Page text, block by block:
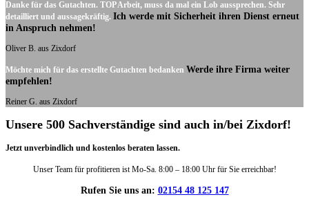
Danke für das Gutachten. TOP Arbeit, muss da mal ein Lob aussprechen. Sehr
detailliert und aussagekräftig. Ich werde mit Sicherheit ihren Dienst erneut
in Anspruch nehmen!
Oliver B. aus Zixdorf
Möchte mich für das erstellte Gutachten bedanken Werde ihre Firma weiter
empfehlen!
Reiner G. aus Zixdorf
Unsere 500 Sachverständige sind auch in/bei Zixdorf!
Jetzt unverbindlich und kostenlos beraten lassen.
Unser Team für profitieren ist Mo-Sa. 8:00 – 18:00 Uhr für Sie erreichbar!
Rufen Sie uns an: 02154 48 125 147